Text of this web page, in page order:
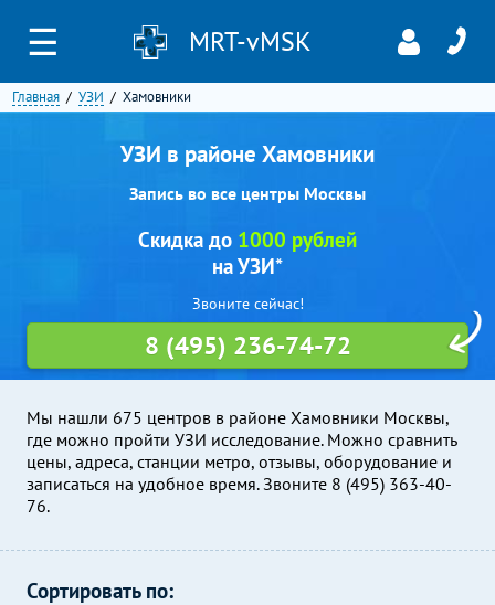
☰ MRT-vMSK
Главная УЗИ Хамовники
УЗИ в районе Хамовники
Запись во все центры Москвы
Мы нашли 675 центров в районе Хамовники Москвы,
где можно пройти УЗИ исследование. Можно сравнить
цены, адреса, станции метро, отзывы, оборудование и
записаться на удобное время. Звоните 8 (495) 363-40-
76.
Скидка до 1000 рублей
на УЗИ*
Звоните сейчас!
8 (495) 236-74-72
Сортировать по: